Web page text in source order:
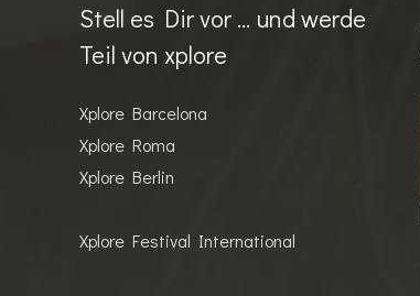
Stell es Dir vor … und werde
Teil von xplore
Xplore Barcelona
Xplore Roma
Xplore Berlin
Xplore Festival International